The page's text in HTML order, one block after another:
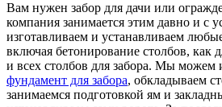
Вам нужен забор для дачи или
компания занимается этим давно и с
изготавливаем и устанавливаем
включая бетонирование столбов, как
и всех столбов для забора. Мы можем
фундамент для забора, обкладываем
занимаемся подготовкой ям и